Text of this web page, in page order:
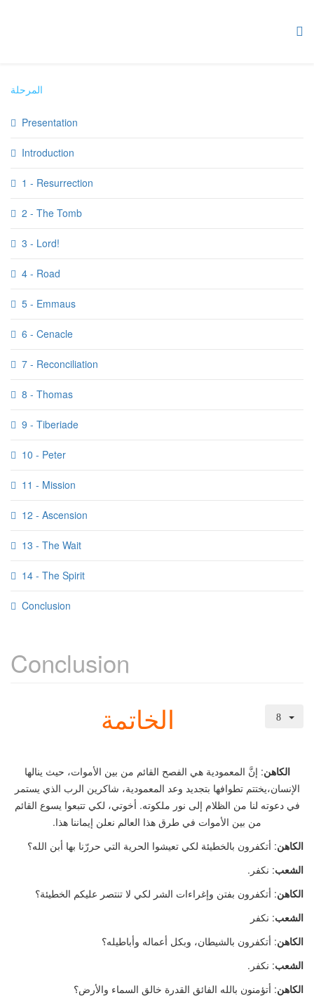
المرحلة
Presentation
Introduction
1 - Resurrection
2 - The Tomb
3 - Lord!
4 - Road
5 - Emmaus
6 - Cenacle
7 - Reconciliation
8 - Thomas
9 - Tiberiade
10 - Peter
11 - Mission
12 - Ascension
13 - The Wait
14 - The Spirit
Conclusion
Conclusion
الخاتمة
الكاهن: إنَّ المعمودية هي الفصح القائم من بين الأموات، حيث ينالها
الإنسان،يختتم تطوافها بتجديد وعد المعمودية، شاكرين الرب الذي يستمر
في دعوته لنا من الظلام إلى نور ملكوته. أخوتي، لكي تتبعوا يسوع القائم
من بين الأموات في طرق هذا العالم نعلن إيماننا هذا.
الكاهن: أتكفرون بالخطيئة لكي تعيشوا الحرية التي حررّنا بها أبن الله؟
الشعب: نكفر.
الكاهن: أتكفرون بفتن وإغراءات الشر لكي لا تنتصر عليكم الخطيئة؟
الشعب: نكفر
الكاهن: أتكفرون بالشيطان، وبكل أعماله وأباطيله؟
الشعب: نكفر.
الكاهن: أتؤمنون بالله الفائق القدرة خالق السماء والأرض؟